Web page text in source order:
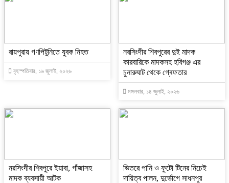
রায়পুরায় গণপিটুনিতে যুবক নিহত
বৃহস্পতিবার, ১৬ জুলাই, ২০২৬
নরসিংদীর শিবপুরের দুই মাদক
কারবারিকে মাদকসহ হবিগঞ্জ এর
চুনারুঘাট থেকে গ্ৰেফতার
মঙ্গলবার, ১৪ জুলাই, ২০২৬
নরসিংদীর শিবপুরে ইয়াবা, গাঁজাসহ
মাদক ব্যবসায়ী আটক
ভিতরে পানি ও ফুটো টিনের নিচেই
দায়িত্ব পালন, দুর্ভোগে সাধনপুর